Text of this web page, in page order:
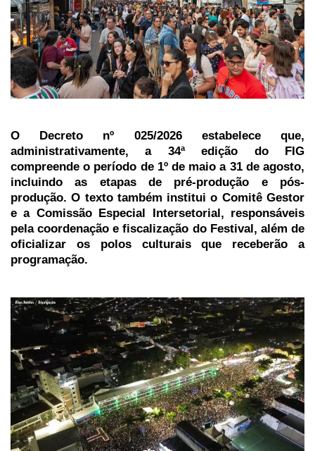
O Decreto nº 025/2026 estabelece que,
administrativamente, a 34ª edição do FIG
compreende o período de 1º de maio a 31 de agosto,
incluindo as etapas de pré-produção e pós-
produção. O texto também institui o Comitê Gestor
e a Comissão Especial Intersetorial, responsáveis
pela coordenação e fiscalização do Festival, além de
oficializar os polos culturais que receberão a
programação.